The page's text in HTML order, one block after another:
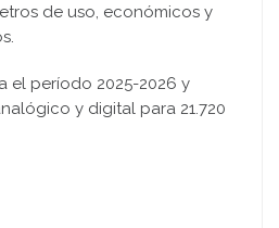
de uso, económicos y
el período 2025-2026 y
y digital para 21.720